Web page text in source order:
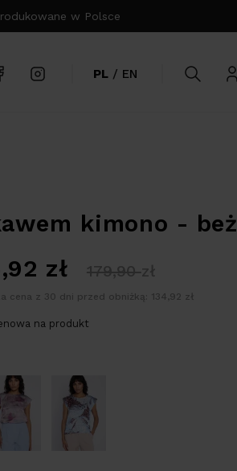
w Polsce
PL / EN
kimono - beż
zł 179,90zł
cena z 30 dni przed obniżką: 134,92 zł
na produkt